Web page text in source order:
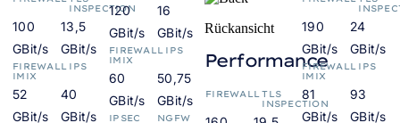
INSPECTION
100
GBit/s
13,5
GBit/s
FIREWALL
IMIX
IPS
52
GBit/s
40
GBit/s
120
GBit/s
16
GBit/s
FIREWALL
IMIX
IPS
60
GBit/s
50,75
GBit/s
IPSEC
NGFW
Rückansicht
Performance
FIREWALLTLS
INSPECTION
190
GBit/s
24
GBit/s
FIREWALL
IMIX
IPS
81
GBit/s
93
GBit/s